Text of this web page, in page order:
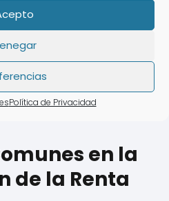
Política de Privacidad
elevado.
tienes la opción de
de la renta sin
en la
de la Renta